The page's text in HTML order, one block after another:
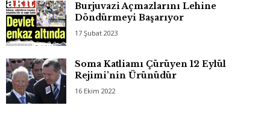
Burjuvazi Açmazlarını Lehine
Döndürmeyi Başarıyor
17 Şubat 2023
Soma Katliamı Çürüyen 12 Eylül
Rejimi’nin Ürünüdür
16 Ekim 2022